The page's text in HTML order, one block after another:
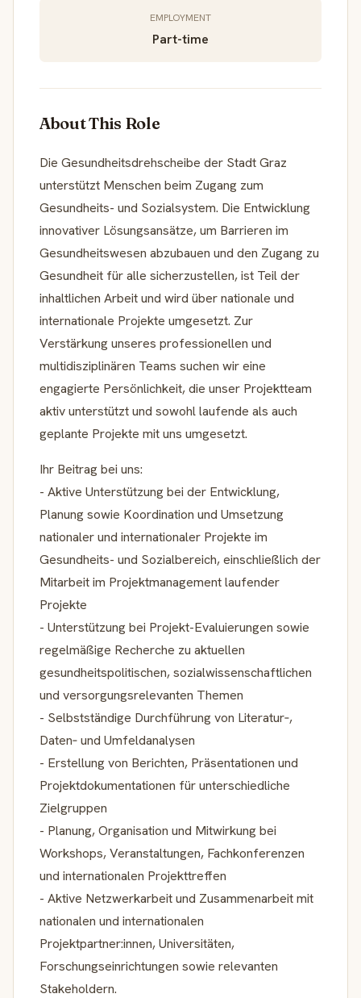
EMPLOYMENT
Part-time
About This Role
Die Gesundheitsdrehscheibe der Stadt Graz
unterstützt Menschen beim Zugang zum
Gesundheits- und Sozialsystem. Die Entwicklung
innovativer Lösungsansätze, um Barrieren im
Gesundheitswesen abzubauen und den Zugang zu
Gesundheit für alle sicherzustellen, ist Teil der
inhaltlichen Arbeit und wird über nationale und
internationale Projekte umgesetzt. Zur
Verstärkung unseres professionellen und
multidisziplinären Teams suchen wir eine
engagierte Persönlichkeit, die unser Projektteam
aktiv unterstützt und sowohl laufende als auch
geplante Projekte mit uns umgesetzt.
Ihr Beitrag bei uns:
- Aktive Unterstützung bei der Entwicklung,
Planung sowie Koordination und Umsetzung
nationaler und internationaler Projekte im
Gesundheits- und Sozialbereich, einschließlich der
Mitarbeit im Projektmanagement laufender
Projekte
- Unterstützung bei Projekt-Evaluierungen sowie
regelmäßige Recherche zu aktuellen
gesundheitspolitischen, sozialwissenschaftlichen
und versorgungsrelevanten Themen
- Selbstständige Durchführung von Literatur‑,
Daten‑ und Umfeldanalysen
- Erstellung von Berichten, Präsentationen und
Projektdokumentationen für unterschiedliche
Zielgruppen
- Planung, Organisation und Mitwirkung bei
Workshops, Veranstaltungen, Fachkonferenzen
und internationalen Projekttreffen
- Aktive Netzwerkarbeit und Zusammenarbeit mit
nationalen und internationalen
Projektpartner:innen, Universitäten,
Forschungseinrichtungen sowie relevanten
Stakeholdern.